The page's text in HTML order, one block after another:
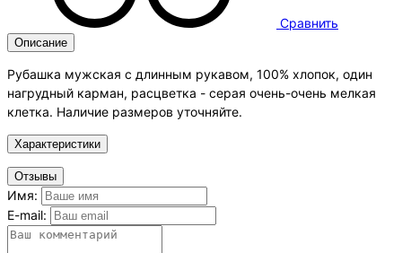
Сравнить
Описание
Рубашка мужская с длинным рукавом, 100% хлопок, один
нагрудный карман, расцветка - серая очень-очень мелкая
клетка. Наличие размеров уточняйте.
Характеристики
Отзывы
Имя:
E-mail: